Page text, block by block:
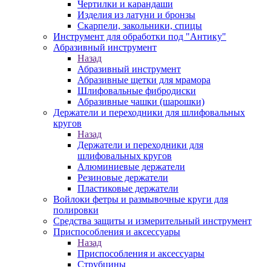
Чертилки и карандаши
Изделия из латуни и бронзы
Скарпели, закольники, спицы
Инструмент для обработки под "Антику"
Абразивный инструмент
Назад
Абразивный инструмент
Абразивные щетки для мрамора
Шлифовальные фибродиски
Абразивные чашки (шарошки)
Держатели и переходники для шлифовальных
кругов
Назад
Держатели и переходники для
шлифовальных кругов
Алюминиевые держатели
Резиновые держатели
Пластиковые держатели
Войлоки фетры и размывочные круги для
полировки
Средства защиты и измерительный инструмент
Приспособления и аксессуары
Назад
Приспособления и аксессуары
Струбцины